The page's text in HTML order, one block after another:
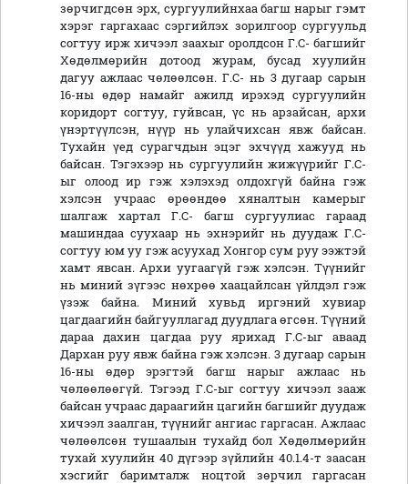
зөрчигдсөн эрх, сургуулийнхаа багш нарыг гэмт
хэрэг гаргахаас сэргийлэх зорилгоор сургуульд
согтуу ирж хичээл заахыг оролдсон Г.С- багшийг
Хөдөлмөрийн дотоод журам, бусад хуулийн
дагуу ажлаас чөлөөлсөн. Г.С- нь 3 дугаар сарын
16-ны өдөр намайг ажилд ирэхэд сургуулийн
коридорт согтуу, гуйвсан, үс нь арзайсан, архи
үнэртүүлсэн, нүүр нь улайчихсан явж байсан.
Тухайн үед сурагчдын эцэг эхчүүд хажууд нь
байсан. Тэгэхээр нь сургуулийн жижүүрийг Г.С-
ыг олоод ир гэж хэлэхэд олдохгүй байна гэж
хэлсэн учраас өрөөндөө хяналтын камерыг
шалгаж хартал Г.С- багш сургуулиас гараад
машиндаа суухаар нь эхнэрийг нь дуудаж Г.С-
согтуу юм уу гэж асуухад Хонгор сум руу ээжтэй
хамт явсан. Архи уугаагүй гэж хэлсэн. Түүнийг
нь миний зүгээс нөхрөө хаацайлсан үйлдэл гэж
үзэж байна. Миний хувьд иргэний хувиар
цагдаагийн байгууллагад дуудлага өгсөн. Түүний
дараа дахин цагдаа руу ярихад Г.С-ыг аваад
Дархан руу явж байна гэж хэлсэн. 3 дугаар сарын
16-ны өдөр эрэгтэй багш нарыг ажлаас нь
чөлөөлөөгүй. Тэгээд Г.С-ыг согтуу хичээл зааж
байсан учраас дараагийн цагийн багшийг дуудаж
хичээл заалган, түүнийг ангиас гаргасан. Ажлаас
чөлөөлсөн тушаалын тухайд бол Хөдөлмөрийн
тухай хуулийн 40 дүгээр зүйлийн 40.1.4-т заасан
хэсгийг баримталж ноцтой зөрчил гаргасан